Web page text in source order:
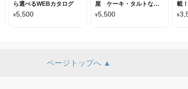
ら選べるWEBカタログ
¥5,500
屋 ケーキ・タルトなど
をセレクト
¥5,500
載
カ
¥
ページトップへ ▲